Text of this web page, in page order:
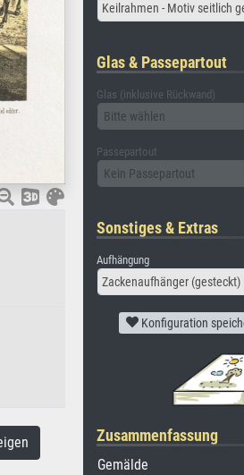
Keilrahmen - Motiv seitlich
Glas & Passepartout
Glas (inklusive Rückwand)
Bitte wählen
Passepartout
Kein Passepartout
Sonstiges & Extras
Aufhängung
Zackenaufhänger (gesteckt)
Konfiguration
Zusammenfassung
Gemälde